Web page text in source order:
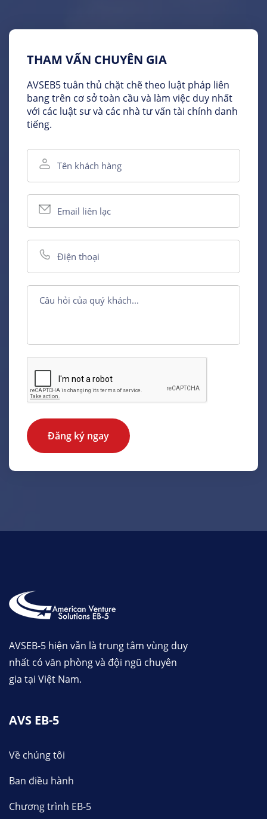
THAM VẤN CHUYÊN GIA
AVSEB5 tuân thủ chặt chẽ theo luật pháp liên
bang trên cơ sở toàn cầu và làm việc duy nhất
với các luật sư và các nhà tư vấn tài chính danh
tiếng.
Đăng ký ngay
AVSEB-5 hiện vẫn là trung tâm vùng duy
nhất có văn phòng và đội ngũ chuyên
gia tại Việt Nam.
AVS EB-5
Về chúng tôi
Ban điều hành
Chương trình EB-5